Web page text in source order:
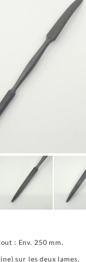
: Env. 250 mm.
sur les deux lames.